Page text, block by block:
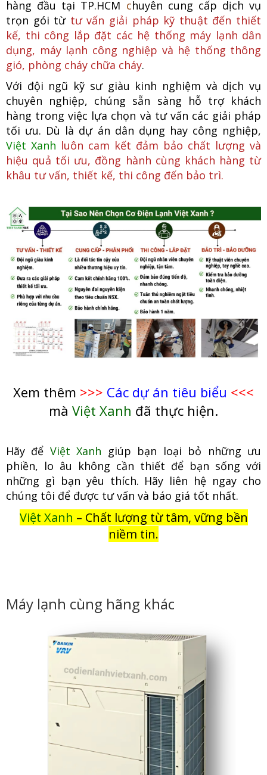
hàng đầu tại TP.HCM chuyên cung cấp dịch vụ
trọn gói từ tư vấn giải pháp kỹ thuật đến thiết
kế, thi công lắp đặt các hệ thống máy lạnh dân
dụng, máy lạnh công nghiệp và hệ thống thông
gió, phòng cháy chữa cháy.
Với đội ngũ kỹ sư giàu kinh nghiệm và dịch vụ
chuyên nghiệp, chúng sẵn sàng hỗ trợ khách
hàng trong việc lựa chọn và tư vấn các giải pháp
tối ưu. Dù là dự án dân dụng hay công nghiệp,
Việt Xanh luôn cam kết đảm bảo chất lượng và
hiệu quả tối ưu, đồng hành cùng khách hàng từ
khâu tư vấn, thiết kế, thi công đến bảo trì.
Xem thêm >>> Các dự án tiêu biểu <<<
mà Việt Xanh đã thực hiện.
Hãy để Việt Xanh giúp bạn loại bỏ những ưu
phiền, lo âu không cần thiết để bạn sống với
những gì bạn yêu thích. Hãy liên hệ ngay cho
chúng tôi để được tư vấn và báo giá tốt nhất.
Việt Xanh – Chất lượng từ tâm, vững bền
niềm tin.
Máy lạnh cùng hãng khác